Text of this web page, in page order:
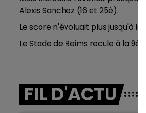
LE BEST OF
Alexis Sanchez (16 et 25è).
Le score n'évoluait plus jusqu'à
Le Stade de Reims recule à la 9è
FIL D'ACTU